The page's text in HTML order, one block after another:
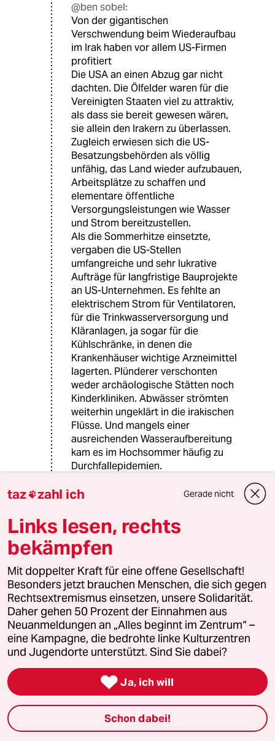
@ben sobel:
Von der gigantischen
Verschwendung beim Wiederaufbau
im Irak haben vor allem US-Firmen
profitiert
Die USA an einen Abzug gar nicht
dachten. Die Ölfelder waren für die
Vereinigten Staaten viel zu attraktiv,
als dass sie bereit gewesen wären,
sie allein den Irakern zu überlassen.
Zugleich erwiesen sich die US-
Besatzungsbehörden als völlig
unfähig, das Land wieder aufzubauen,
Arbeitsplätze zu schaffen und
elementare öffentliche
Versorgungsleistungen wie Wasser
und Strom bereitzustellen.
Als die Sommerhitze einsetzte,
vergaben die US-Stellen
umfangreiche und sehr lukrative
Aufträge für langfristige Bauprojekte
an US-Unternehmen. Es fehlte an
elektrischem Strom für Ventilatoren,
für die Trinkwasserversorgung und
Kläranlagen, ja sogar für die
Kühlschränke, in denen die
Krankenhäuser wichtige Arzneimittel
lagerten. Plünderer verschonten
weder archäologische Stätten noch
Kinderkliniken. Abwässer strömten
weiterhin ungeklärt in die irakischen
Flüsse. Und mangels einer
ausreichenden Wasseraufbereitung
kam es im Hochsommer häufig zu
Durchfallepidemien.
Es herrschte die verbreitete
enormen Reichtum und ihrer Macht
könnten alles wieder in Ordnung
bringen. Selbst unter Saddam
Hussein waren bis 1990 rund 95
Prozent des Landes mit Trinkwasser
versorgt, war die Analphabetenquote
gesunken und hatte die Mehrheit der
Bevölkerung einen erheblich
besseren Lebensstandard
H-G.-S
04.10.2014 10:38 Uhr
@H-G.-S:
US-Repräsentanten im Irak
bezeichnen die Saddam-Hussein-
taz zahl ich Gerade nicht
Links lesen, rechts
bekämpfen
Mit doppelter Kraft für eine offene Gesellschaft!
Besonders jetzt brauchen Menschen, die sich gegen
Rechtsextremismus einsetzen, unsere Solidarität.
Daher gehen 50 Prozent der Einnahmen aus
Neuanmeldungen an „Alles beginnt im Zentrum“ –
eine Kampagne, die bedrohte linke Kulturzentren
und Jugendorte unterstützt. Sind Sie dabei?
 Ja, ich will
Schon dabei!